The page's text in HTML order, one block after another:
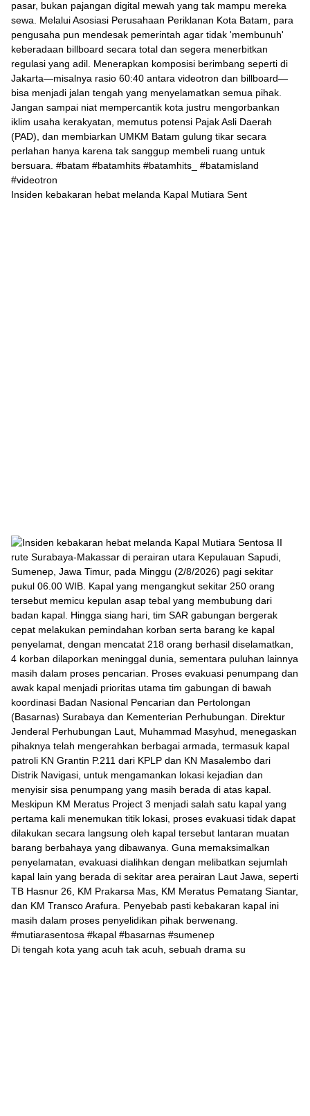
Insiden kebakaran hebat melanda Kapal Mutiara Sent
Di tengah kota yang acuh tak acuh, sebuah drama su